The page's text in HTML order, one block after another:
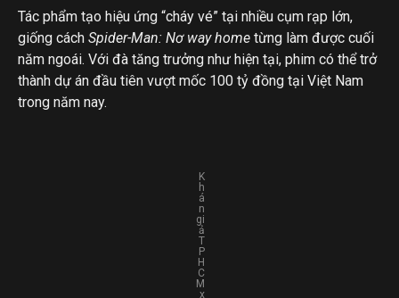
Tác phẩm tạo hiệu ứng “cháy vé” tại nhiều cụm rạp lớn,
giống cách Spider-Man: Nơ way home từng làm được cuối
năm ngoái. Với đà tăng trưởng như hiện tại, phim có thể trở
thành dự án đầu tiên vượt mốc 100 tỷ đồng tại Việt Nam
trong năm nay.
K
h
á
n
gi
ả
T
P
H
C
M
x